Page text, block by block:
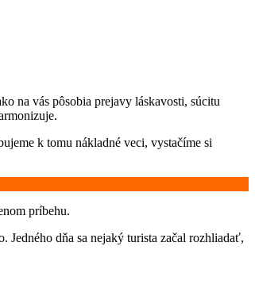
na vás pôsobia prejavy láskavosti, súcitu
k tomu nákladné veci, vystačíme si
príbehu.
Jedného dňa sa nejaký turista začal rozhliadať,